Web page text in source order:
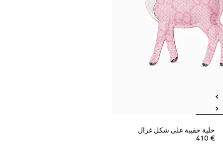
حلية حقيبة على شكل غزال
€ 410